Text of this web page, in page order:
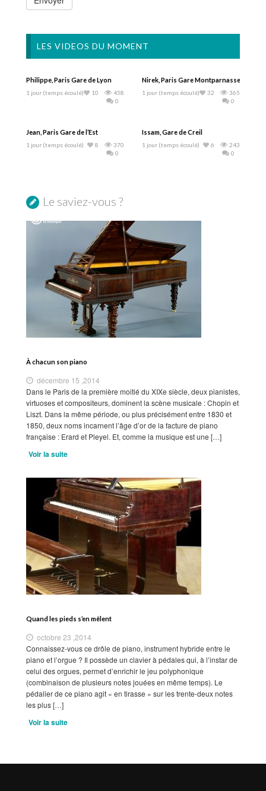
LES VIDEOS DU MOMENT
Philippe, Paris Gare de Lyon
1 jour (temps écoulé) 458
10
0
Nirek, Paris Gare Montparnasse
1 jour (temps écoulé) 365
32
0
Jean, Paris Gare de l’Est
1 jour (temps écoulé) 370
8
0
Issam, Gare de Creil
1 jour (temps écoulé) 243
6
0
Le saviez-vous ?
À chacun son piano
décembre 15 ,2014
Dans le Paris de la première moitié du XIXe siècle, deux pianistes,
virtuoses et compositeurs, dominent la scène musicale : Chopin et
Liszt. Dans la même période, ou plus précisément entre 1830 et
1850, deux noms incarnent l’âge d’or de la facture de piano
française : Erard et Pleyel. Et, comme la musique est une […]
Voir la suite
Quand les pieds s’en mêlent
octobre 23 ,2014
Connaissez-vous ce drôle de piano, instrument hybride entre le
piano et l’orgue ? Il possède un clavier à pédales qui, à l’instar de
celui des orgues, permet d’enrichir le jeu polyphonique
(combinaison de plusieurs notes jouées en même temps). Le
pédalier de ce piano agit « en tirasse » sur les trente-deux notes
les plus […]
Voir la suite